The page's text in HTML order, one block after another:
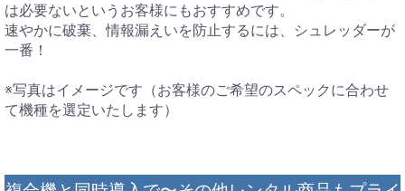
は必要ないというお客様にもおすすめです。
速やかに破棄、情報漏えいを防止するには、シュレッダーが
一番！
※写真はイメージです（お客様のご希望のスペックに合わせ
て機種を選定いたします）